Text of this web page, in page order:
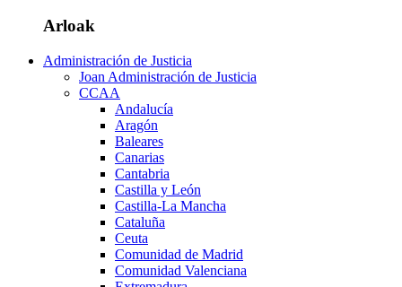
Arloak
Administración de Justicia
Joan Administración de Justicia
CCAA
Andalucía
Aragón
Baleares
Canarias
Cantabria
Castilla y León
Castilla-La Mancha
Cataluña
Ceuta
Comunidad de Madrid
Comunidad Valenciana